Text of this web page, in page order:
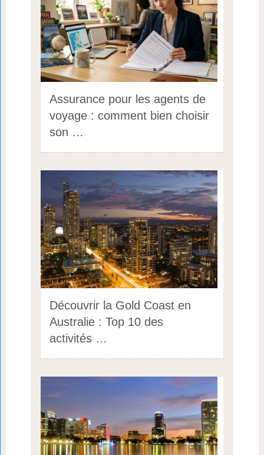
Assurance pour les agents de
voyage : comment bien choisir
son …
Découvrir la Gold Coast en
Australie : Top 10 des
activités …